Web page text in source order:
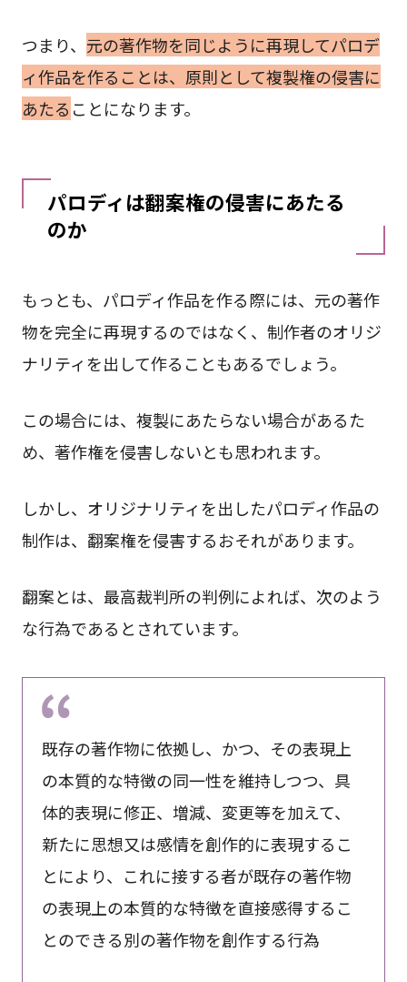
つまり、 元の著作物を同じように再現してパロデ
ィ作品を作ることは、原則として複製権の侵害に
あたる ことになります。
パロディは翻案権の侵害にあたる
のか
もっとも、パロディ作品を作る際には、元の著作
物を完全に再現するのではなく、制作者のオリジ
ナリティを出して作ることもあるでしょう。
この場合には、複製にあたらない場合があるた
め、著作権を侵害しないとも思われます。
しかし、オリジナリティを出したパロディ作品の
制作は、翻案権を侵害するおそれがあります。
翻案とは、最高裁判所の判例によれば、次のよう
な行為であるとされています。
既存の著作物に依拠し、かつ、その表現上
の本質的な特徴の同一性を維持しつつ、具
体的表現に修正、増減、変更等を加えて、
新たに思想又は感情を創作的に表現するこ
とにより、これに接する者が既存の著作物
の表現上の本質的な特徴を直接感得するこ
とのできる別の著作物を創作する行為